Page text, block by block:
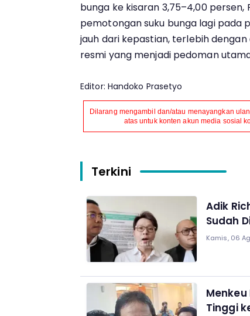
bunga ke kisaran 3,75–4,00
pemotongan suku bunga lagi pada
jauh dari kepastian, terlebih
resmi yang menjadi pedoman
Editor: Handoko Prasetyo
Dilarang mengambil dan/atau menayangkan
atas untuk konten akun media sosial
Terkini
Adik
Sudah
Kamis, 06
Tinggi